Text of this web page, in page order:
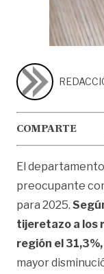
COMPARTE
El
preocupante
para 2025.
tijeretazo a los
región el 31,3%,
mayor